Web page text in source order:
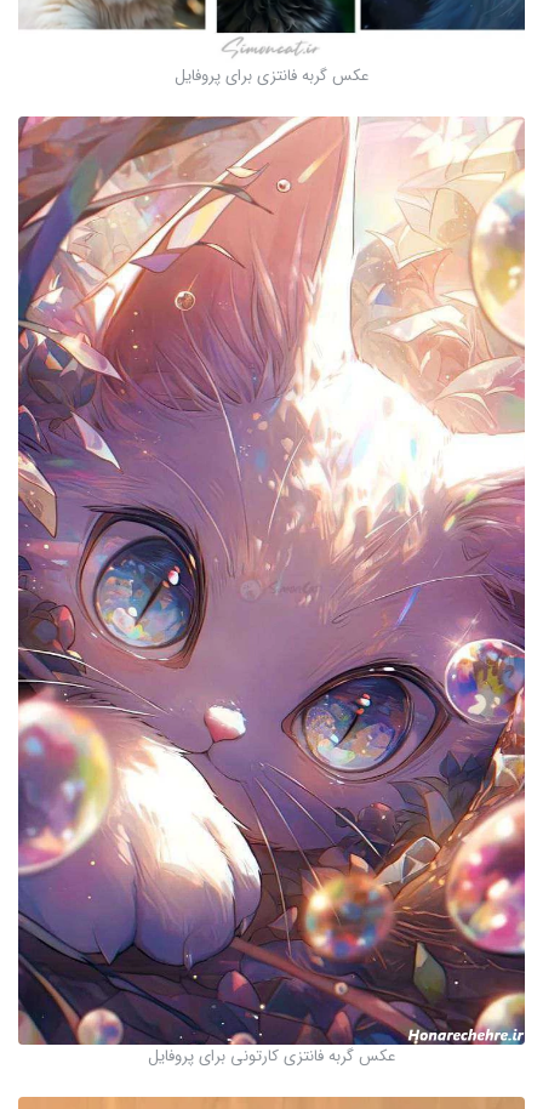
عکس گربه فانتزی برای پروفایل
عکس گربه فانتزی کارتونی برای پروفایل